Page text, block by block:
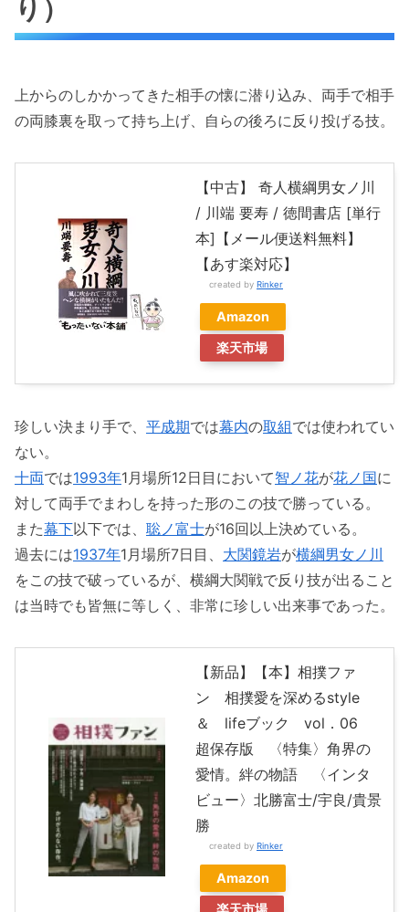
り）
上からのしかかってきた相手の懐に潜り込み、両手で相手
の両膝裏を取って持ち上げ、自らの後ろに反り投げる技。
【中古】 奇人横綱男女ノ川
/ 川端 要寿 / 徳間書店 [単行
本]【メール便送料無料】
【あす楽対応】
created by Rinker
Amazon
楽天市場
珍しい決まり手で、 平成期では幕内の取組では使われてい
ない。
十両では1993年1月場所12日目において智ノ花が花ノ国に
対して両手でまわしを持った形のこの技で勝っている。
また幕下以下では、 聡ノ富士が16回以上決めている。
過去には1937年1月場所7日目、 大関鏡岩が横綱男女ノ川
をこの技で破っているが、横綱大関戦で反り技が出ること
は当時でも皆無に等しく、非常に珍しい出来事であった。
【新品】【本】相撲ファ
ン 相撲愛を深めるstyle
＆ lifeブック vol．06
超保存版 〈特集〉角界の
愛情。絆の物語 〈インタ
ビュー〉北勝富士/宇良/貴景
勝
created by Rinker
Amazon